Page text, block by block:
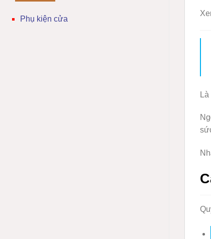
Phụ kiện cửa